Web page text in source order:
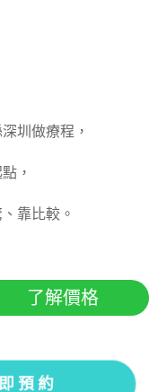
圳做療程，
，
靠比較。
了解價格
預約